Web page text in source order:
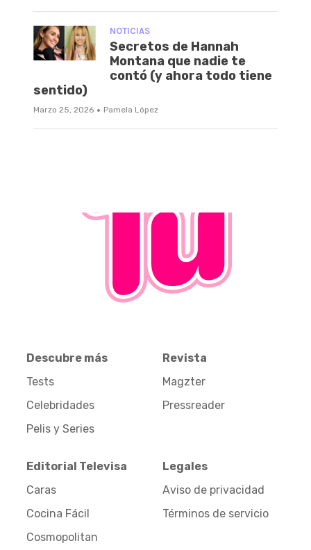
NOTICIAS
Secretos de Hannah
Montana que nadie te
contó (y ahora todo tiene
sentido)
Marzo 25, 2026 · Pamela López
Descubre más
Tests
Celebridades
Pelis y Series
Revista
Magzter
Pressreader
Editorial Televisa
Caras
Cocina Fácil
Cosmopolitan
Legales
Aviso de privacidad
Términos de servicio